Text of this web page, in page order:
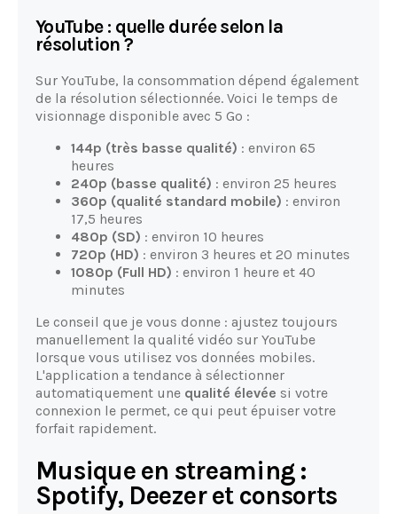
YouTube : quelle durée selon la
résolution ?
Sur YouTube, la consommation dépend également
de la résolution sélectionnée. Voici le temps de
visionnage disponible avec 5 Go :
144p (très basse qualité) : environ 65
heures
240p (basse qualité) : environ 25 heures
360p (qualité standard mobile) : environ
17,5 heures
480p (SD) : environ 10 heures
720p (HD) : environ 3 heures et 20 minutes
1080p (Full HD) : environ 1 heure et 40
minutes
Le conseil que je vous donne : ajustez toujours
manuellement la qualité vidéo sur YouTube
lorsque vous utilisez vos données mobiles.
L'application a tendance à sélectionner
automatiquement une qualité élevée si votre
connexion le permet, ce qui peut épuiser votre
forfait rapidement.
Musique en streaming :
Spotify, Deezer et consorts